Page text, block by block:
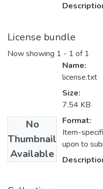
License bundle
Now showing 1 - 1 of 1
No
Thumbnail
Available
Name:
license.txt
Size:
7.54 KB
Format:
Item-
upon to